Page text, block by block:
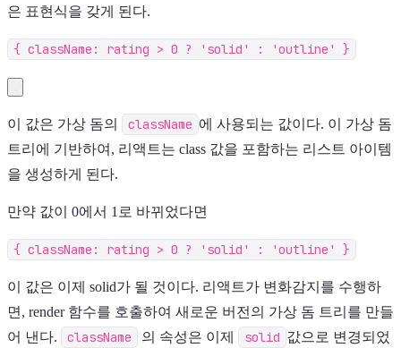
은 표현식을 갖게 된다.
{ className: rating > 0 ? 'solid' : 'outline' }
이 값은 가상 돔의 className 에 사용되는 값이다. 이 가상 돔
트리에 기반하여, 리액트는 class 값을 포함하는 리스트 아이템
을 생성하게 된다.
만약 값이 0에서 1로 바뀌었다면
{ className: rating > 0 ? 'solid' : 'outline' }
이 값은 이제 solid가 될 것이다. 리액트가 변화감지를 수행하
면, render 함수를 호출하여 새로운 버전의 가상 돔 트리를 만들
어 낸다.
className 의 속성은 이제 solid 값으로 변경되었